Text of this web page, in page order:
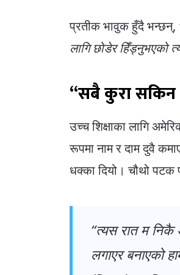
प्रतीक भावुक हुँदै भन्छन्,
लागि छोडेर हिँड्नुभएको
“सबै कुरा
उच्च शिक्षाका लागि
रूपमा नाम र दाम दुवै
धक्का दियो। चौथो पटक
“त्यस रात म निकै
लगाएर बनाएको